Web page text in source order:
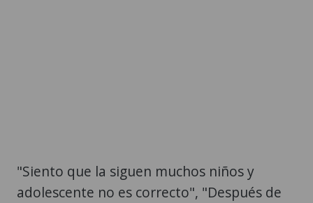
"Siento que la siguen muchos niños y
adolescente no es correcto", "Después de